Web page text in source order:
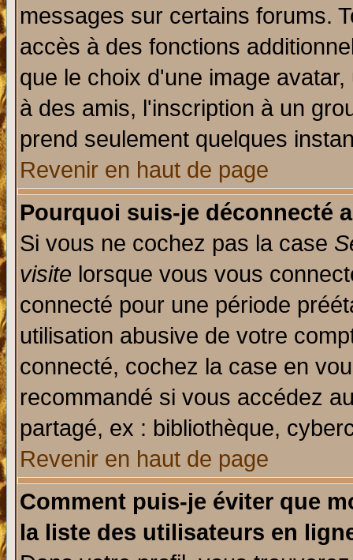
messages sur certains forums.
accès à des fonctions
que le choix d'une image
à des amis, l'inscription à un
prend seulement quelques
Revenir en haut de page
Pourquoi suis-je déconnecté
Si vous ne cochez pas la case
visite lorsque vous vous
connecté pour une période
utilisation abusive de votre
connecté, cochez la case en
recommandé si vous accédez
partagé, ex : bibliothèque,
Revenir en haut de page
Comment puis-je éviter que
la liste des utilisateurs en